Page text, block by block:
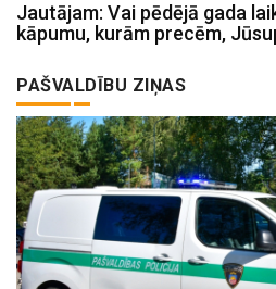
Jautājam: Vai pēdējā gada
kāpumu, kurām precēm,
PAŠVALDĪBU ZIŅAS